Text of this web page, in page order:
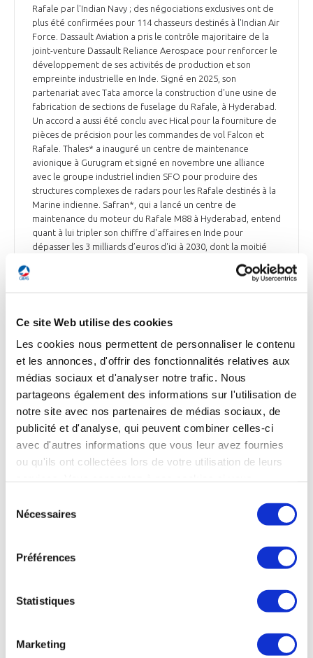
Ce site Web utilise des cookies
Les cookies nous permettent de personnaliser le contenu
et les annonces, d'offrir des fonctionnalités relatives aux
médias sociaux et d'analyser notre trafic. Nous
partageons également des informations sur l'utilisation de
notre site avec nos partenaires de médias sociaux, de
publicité et d'analyse, qui peuvent combiner celles-ci
avec d'autres informations que vous leur avez fournies
ou qu'ils ont collectées lors de votre utilisation de leurs
Nécessaires
Préférences
Statistiques
Marketing
Rafale par l'Indian Navy ; des négociations exclusives ont de
plus été confirmées pour 114 chasseurs destinés à l'Indian Air
Force. Dassault Aviation a pris le contrôle majoritaire de la
joint-venture Dassault Reliance Aerospace pour renforcer le
développement de ses activités de production et son
empreinte industrielle en Inde. Signé en 2025, son
partenariat avec Tata amorce la construction d'une usine de
fabrication de sections de fuselage du Rafale, à Hyderabad.
Un accord a aussi été conclu avec Hical pour la fourniture de
pièces de précision pour les commandes de vol Falcon et
Rafale. Thales* a inauguré un centre de maintenance
avionique à Gurugram et signé en novembre une alliance
avec le groupe industriel indien SFO pour produire des
structures complexes de radars pour les Rafale destinés à la
Marine indienne. Safran*, qui a lancé un centre de
maintenance du moteur du Rafale M88 à Hyderabad, entend
quant à lui tripler son chiffre d'affaires en Inde pour
dépasser les 3 milliards d’euros d'ici à 2030, dont la moitié
DÉFENSE
KNDS maintient le calendrier de son
introduction en Bourse sans attendre une
éventuelle prise de participation de l’État
allemand
introduction en Bourse selon le calendrier initial, avec le
plein soutien de ses actionnaires et de son conseil
général du groupe, le 15 mai. Le groupe « accueillerait
naturellement favorablement une éventuelle participation
ajouté. Seulement, a-t-il conclu, la « priorité reste une
préparation soigneuse de l’introduction en Bourse dans
employés et de ses clients ». La structure capitalistique du
groupe franco-allemand KNDS, spécialiste de l’armement
français [via Giat Industries] et la famille Bode-Wegmann,
chacun détenant 50 % des parts.